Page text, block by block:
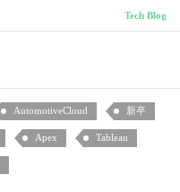
Tech Blog
AutomotiveCloud 新卒
Apex Tableau